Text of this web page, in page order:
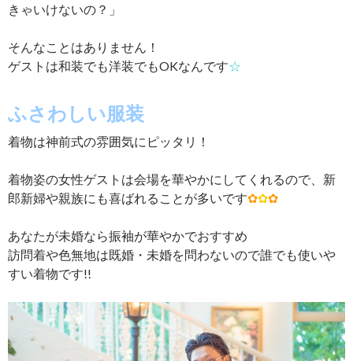
きゃいけないの？」
そんなことはありません！
ゲストは和装でも洋装でもOKなんです☆
ふさわしい服装
着物は神前式の雰囲気にピッタリ！
着物姿の女性ゲストは会場を華やかにしてくれるので、新
郎新婦や親族にも喜ばれることが多いです✿✿✿
あなたが未婚なら振袖が華やかでおすすめ
訪問着や色無地は既婚・未婚を問わないので誰でも使いや
すい着物です!!